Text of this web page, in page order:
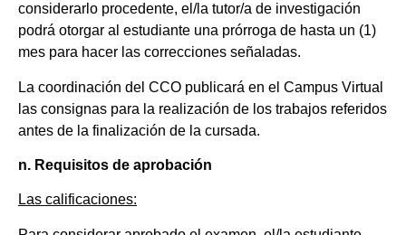
considerarlo procedente, el/la tutor/a de investigación
podrá otorgar al estudiante una prórroga de hasta un (1)
mes para hacer las correcciones señaladas.
La coordinación del CCO publicará en el Campus Virtual
las consignas para la realización de los trabajos referidos
antes de la finalización de la cursada.
n. Requisitos de aprobación
Las calificaciones: